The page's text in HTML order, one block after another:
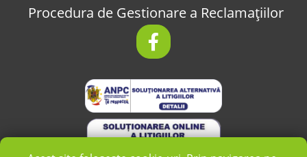
Procedura de Gestionare a Reclamațiilor